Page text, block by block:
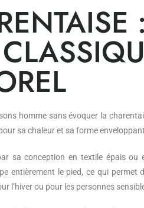
homme sans évoquer la
sa chaleur et sa forme
sa conception en textile épais ou
entièrement le pied, ce qui permet
l’hiver ou pour les personnes